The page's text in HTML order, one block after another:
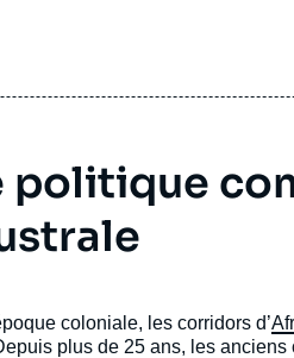
politique
coloniale, les corridors d’
plus de 25 ans, les